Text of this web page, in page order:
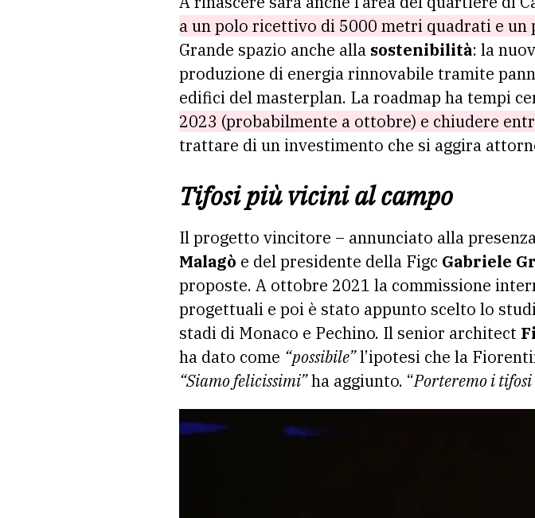
a un polo ricettivo di 5000 metri quadrati e un
Grande spazio anche alla sostenibilità: la
produzione di energia rinnovabile tramite
edifici del masterplan. La roadmap ha tempi
2023 (probabilmente a ottobre) e chiudere
trattare di un investimento che si aggira
Tifosi più vicini al campo
Il progetto vincitore – annunciato alla
Malagò e del presidente della Figc Gabriele
proposte. A ottobre 2021 la commissione
progettuali e poi è stato appunto scelto lo
stadi di Monaco e Pechino. Il senior architect
ha dato come “possibile”l’ipotesi che la
“Siamo felicissimi”ha aggiunto. “Porteremo i tifosi